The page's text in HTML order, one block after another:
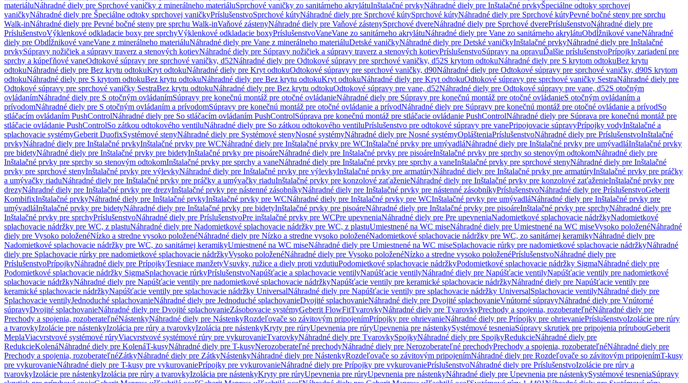
materiáluNáhradné diely pre Sprchové vaničky z minerálneho materiáluSprchové vaničky zo sanitárneho akrylátuInštalačné prvkyNáhradné diely pre Inštalačné prvkyŠpeciálne odtoky sprchovej
vaničkyNáhradné diely pre Špeciálne odtoky sprchovej vaničkyPríslušenstvoSprchové kútyNáhradné diely pre Sprchové kútySprchové kútyNáhradné diely pre Sprchové kútyPevné bočné steny pre sprchu
Walk-inNáhradné diely pre Pevné bočné steny pre sprchu Walk-inVaňové zástenyNáhradné diely pre Vaňové zástenySprchové dvereNáhradné diely pre Sprchové dverePríslušenstvoNáhradné diely pre
PríslušenstvoVýklenkové odkladacie boxy pre sprchyVýklenkové odkladacie boxyPríslušenstvoVaneVane zo sanitárneho akrylátuNáhradné diely pre Vane zo sanitárneho akrylátuObdĺžnikové vaneNáhradné
diely pre Obdĺžnikové vaneVane z minerálneho materiáluNáhradné diely pre Vane z minerálneho materiáluDetské vaničkyNáhradné diely pre Detské vaničkyInštalačné prvkyNáhradné diely pre Inštalačné
prvkySúpravy nožičiek a súpravy traverz a stenových kotievNáhradné diely pre Súpravy nožičiek a súpravy traverz a stenových kotievPríslušenstvoSúpravy na opravuĎalšie príslušenstvoPrípojky zariadení pre
sprchy a kúpeľňové vaneOdtokové súpravy pre sprchové vaničky, d52Náhradné diely pre Odtokové súpravy pre sprchové vaničky, d52S krytom odtokuNáhradné diely pre S krytom odtokuBez krytu
odtokuNáhradné diely pre Bez krytu odtokuKryt odtokuNáhradné diely pre Kryt odtokuOdtokové súpravy pre sprchové vaničky, d90Náhradné diely pre Odtokové súpravy pre sprchové vaničky, d90S krytom
odtokuNáhradné diely pre S krytom odtokuBez krytu odtokuNáhradné diely pre Bez krytu odtokuKryt odtokuNáhradné diely pre Kryt odtokuOdtokové súpravy pre sprchové vaničky SestraNáhradné diely pre
Odtokové súpravy pre sprchové vaničky SestraBez krytu odtokuNáhradné diely pre Bez krytu odtokuOdtokové súpravy pre vane, d52Náhradné diely pre Odtokové súpravy pre vane, d52S otočným
ovládanímNáhradné diely pre S otočným ovládanímSúpravy pre konečnú montáž pre otočné ovládanieNáhradné diely pre Súpravy pre konečnú montáž pre otočné ovládanieS otočným ovládaním a
prívodomNáhradné diely pre S otočným ovládaním a prívodomSúpravy pre konečnú montáž pre otočné ovládanie a prívodNáhradné diely pre Súpravy pre konečnú montáž pre otočné ovládanie a prívodSo
stláčacím ovládaním PushControlNáhradné diely pre So stláčacím ovládaním PushControlSúprava pre konečnú montáž pre stláčacie ovládanie PushControlNáhradné diely pre Súprava pre konečnú montáž pre
stláčacie ovládanie PushControlSo zátkou odtokového ventiluNáhradné diely pre So zátkou odtokového ventiluPríslušenstvo pre odtokové súpravy pre vanePripojovacie súpravyPrípojky vodyInštalačné a
splachovacie systémyGeberit DuofixSystémové stenyNáhradné diely pre Systémové stenyNosné systémyNáhradné diely pre Nosné systémyOplášteniaPríslušenstvoNáhradné diely pre PríslušenstvoInštalačné
prvkyNáhradné diely pre Inštalačné prvkyInštalačné prvky pre WCNáhradné diely pre Inštalačné prvky pre WCInštalačné prvky pre umývadláNáhradné diely pre Inštalačné prvky pre umývadláInštalačné prvky
pre bidetyNáhradné diely pre Inštalačné prvky pre bidetyInštalačné prvky pre pisoáreNáhradné diely pre Inštalačné prvky pre pisoáreInštalačné prvky pre sprchy so stenovým odtokomNáhradné diely pre
Inštalačné prvky pre sprchy so stenovým odtokomInštalačné prvky pre sprchy a vaneNáhradné diely pre Inštalačné prvky pre sprchy a vaneInštalačné prvky pre sprchové stenyNáhradné diely pre Inštalačné
prvky pre sprchové stenyInštalačné prvky pre výlevkyNáhradné diely pre Inštalačné prvky pre výlevkyInštalačné prvky pre armatúryNáhradné diely pre Inštalačné prvky pre armatúryInštalačné prvky pre práčky
a umývačky riaduNáhradné diely pre Inštalačné prvky pre práčky a umývačky riaduInštalačné prvky pre konzolové zaťaženieNáhradné diely pre Inštalačné prvky pre konzolové zaťaženieInštalačné prvky pre
drezyNáhradné diely pre Inštalačné prvky pre drezyInštalačné prvky pre nástenné zásobníkyNáhradné diely pre Inštalačné prvky pre nástenné zásobníkyPríslušenstvoNáhradné diely pre PríslušenstvoGeberit
KombifixInštalačné prvkyNáhradné diely pre Inštalačné prvkyInštalačné prvky pre WCNáhradné diely pre Inštalačné prvky pre WCInštalačné prvky pre umývadláNáhradné diely pre Inštalačné prvky pre
umývadláInštalačné prvky pre bidetyNáhradné diely pre Inštalačné prvky pre bidetyInštalačné prvky pre pisoáreNáhradné diely pre Inštalačné prvky pre pisoáreInštalačné prvky pre sprchyNáhradné diely pre
Inštalačné prvky pre sprchyPríslušenstvoNáhradné diely pre PríslušenstvoPre inštalačné prvky pre WCPre upevneniaNáhradné diely pre Pre upevneniaNadomietkové splachovacie nádržkyNadomietkové
splachovacie nádržky pre WC, z plastuNáhradné diely pre Nadomietkové splachovacie nádržky pre WC, z plastuUmiestnené na WC miseNáhradné diely pre Umiestnené na WC miseVysoko položenéNáhradné
diely pre Vysoko položenéNízko a stredne vysoko položenéNáhradné diely pre Nízko a stredne vysoko položenéNadomietkové splachovacie nádržky pre WC, zo sanitárnej keramikyNáhradné diely pre
Nadomietkové splachovacie nádržky pre WC, zo sanitárnej keramikyUmiestnené na WC miseNáhradné diely pre Umiestnené na WC miseSplachovacie rúrky pre nadomietkové splachovacie nádržkyNáhradné
diely pre Splachovacie rúrky pre nadomietkové splachovacie nádržkyVysoko položenéNáhradné diely pre Vysoko položenéNízko a stredne vysoko položenéPríslušenstvoNáhradné diely pre
PríslušenstvoPrípojkyNáhradné diely pre PrípojkyTesniace manžetyVsuvky, ružice a diely proti vzdutiuPodomietkové splachovacie nádržkyPodomietkové splachovacie nádržky SigmaNáhradné diely pre
Podomietkové splachovacie nádržky SigmaSplachovacie rúrkyPríslušenstvoNapúšťacie a splachovacie ventilyNapúšťacie ventilyNáhradné diely pre Napúšťacie ventilyNapúšťacie ventily pre nadomietkové
splachovacie nádržkyNáhradné diely pre Napúšťacie ventily pre nadomietkové splachovacie nádržkyNapúšťacie ventily pre keramické splachovacie nádržkyNáhradné diely pre Napúšťacie ventily pre
keramické splachovacie nádržkyNapúšťacie ventily pre splachovacie nádržky UniversalNáhradné diely pre Napúšťacie ventily pre splachovacie nádržky UniversalSplachovacie ventilyNáhradné diely pre
Splachovacie ventilyJednoduché splachovanieNáhradné diely pre Jednoduché splachovanieDvojité splachovanieNáhradné diely pre Dvojité splachovanieVnútorné súpravyNáhradné diely pre Vnútorné
súpravyDvojité splachovanieNáhradné diely pre Dvojité splachovanieZásobovacie systémyGeberit FlowFitTvarovkyNáhradné diely pre TvarovkyPrechody a spojenia, rozoberateľnéNáhradné diely pre
Prechody a spojenia, rozoberateľnéNástenkyNáhradné diely pre NástenkyRozdeľovače so závitovým pripojenímPrípojky pre ohrievanieNáhradné diely pre Prípojky pre ohrievaniePríslušenstvoIzolácie pre rúry
a tvarovkyIzolácie pre nástenkyIzolácia pre rúry a tvarovkyIzolácia pre nástenkyKryty pre rúryUpevnenia pre rúryUpevnenia pre nástenkySystémové tesneniaSúpravy skrutiek pre pripojenia prírubouGeberit
MeplaViacvrstvové systémové rúryViacvrstvové systémové rúry pre vykurovanieTvarovkyNáhradné diely pre TvarovkySpojkyNáhradné diely pre SpojkyRedukcieNáhradné diely pre
RedukcieKolenáNáhradné diely pre KolenáT-kusyNáhradné diely pre T-kusyNerozoberateľné prechodyNáhradné diely pre Nerozoberateľné prechodyPrechody a spojenia, rozoberateľnéNáhradné diely pre
Prechody a spojenia, rozoberateľnéZátkyNáhradné diely pre ZátkyNástenkyNáhradné diely pre NástenkyRozdeľovače so závitovým pripojenímNáhradné diely pre Rozdeľovače so závitovým pripojenímT-kusy
pre vykurovanieNáhradné diely pre T-kusy pre vykurovaniePrípojky pre vykurovanieNáhradné diely pre Prípojky pre vykurovaniePríslušenstvoNáhradné diely pre PríslušenstvoIzolácie pre rúry a
tvarovkyIzolácie pre nástenkyIzolácia pre rúry a tvarovkyIzolácia pre nástenkyKryty pre rúryUpevnenia pre rúryUpevnenia pre nástenkyNáhradné diely pre Upevnenia pre nástenkySystémové tesneniaSúpravy